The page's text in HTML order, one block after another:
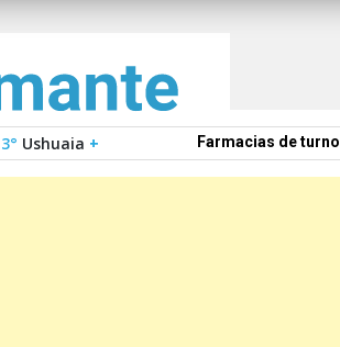
3° Ushuaia + Farmacias de turno